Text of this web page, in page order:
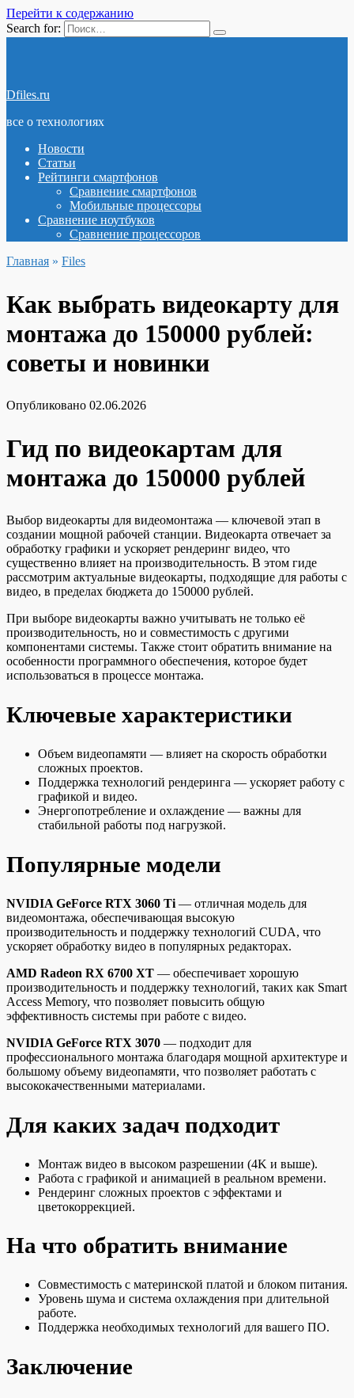
Перейти к содержанию
Search for:
Dfiles.ru
все о технологиях
Новости
Статьи
Рейтинги смартфонов
Сравнение смартфонов
Мобильные процессоры
Сравнение ноутбуков
Сравнение процессоров
Главная » Files
Как выбрать видеокарту для
монтажа до 150000 рублей:
советы и новинки
Опубликовано 02.06.2026
Гид по видеокартам для
монтажа до 150000 рублей
Выбор видеокарты для видеомонтажа — ключевой этап в
создании мощной рабочей станции. Видеокарта отвечает за
обработку графики и ускоряет рендеринг видео, что
существенно влияет на производительность. В этом гиде
рассмотрим актуальные видеокарты, подходящие для работы с
видео, в пределах бюджета до 150000 рублей.
При выборе видеокарты важно учитывать не только её
производительность, но и совместимость с другими
компонентами системы. Также стоит обратить внимание на
особенности программного обеспечения, которое будет
использоваться в процессе монтажа.
Ключевые характеристики
Объем видеопамяти — влияет на скорость обработки
сложных проектов.
Поддержка технологий рендеринга — ускоряет работу с
графикой и видео.
Энергопотребление и охлаждение — важны для
стабильной работы под нагрузкой.
Популярные модели
NVIDIA GeForce RTX 3060 Ti — отличная модель для
видеомонтажа, обеспечивающая высокую
производительность и поддержку технологий CUDA, что
ускоряет обработку видео в популярных редакторах.
AMD Radeon RX 6700 XT — обеспечивает хорошую
производительность и поддержку технологий, таких как Smart
Access Memory, что позволяет повысить общую
эффективность системы при работе с видео.
NVIDIA GeForce RTX 3070 — подходит для
профессионального монтажа благодаря мощной архитектуре и
большому объему видеопамяти, что позволяет работать с
высококачественными материалами.
Для каких задач подходит
Монтаж видео в высоком разрешении (4K и выше).
Работа с графикой и анимацией в реальном времени.
Рендеринг сложных проектов с эффектами и
цветокоррекцией.
На что обратить внимание
Совместимость с материнской платой и блоком питания.
Уровень шума и система охлаждения при длительной
работе.
Поддержка необходимых технологий для вашего ПО.
Заключение